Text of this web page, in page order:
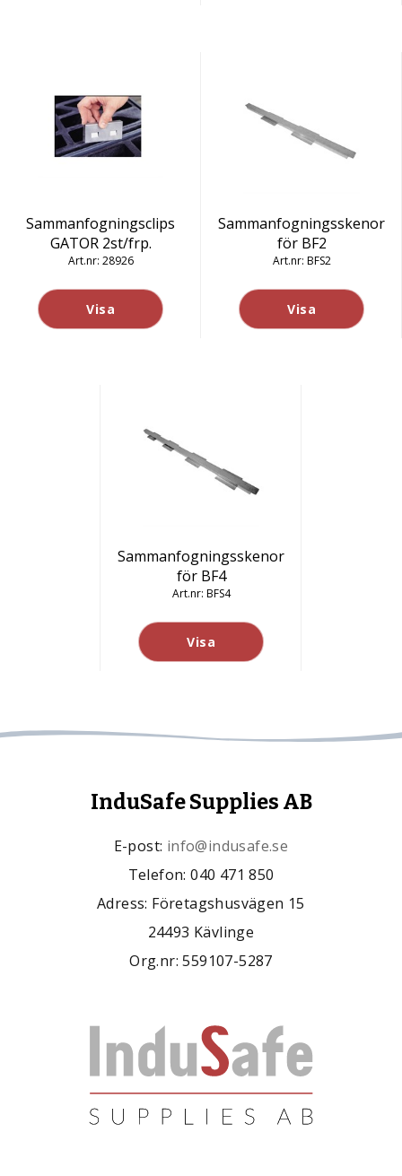
Sammanfogningsclips
GATOR 2st/frp.
28926
Visa
Sammanfogningsskenor
för BF2
BFS2
Visa
Sammanfogningsskenor
för BF4
BFS4
Visa
InduSafe Supplies AB
E-post: info@indusafe.se
Telefon: 040 471 850
Adress: Företagshusvägen 15
24493 Kävlinge
Org.nr: 559107-5287